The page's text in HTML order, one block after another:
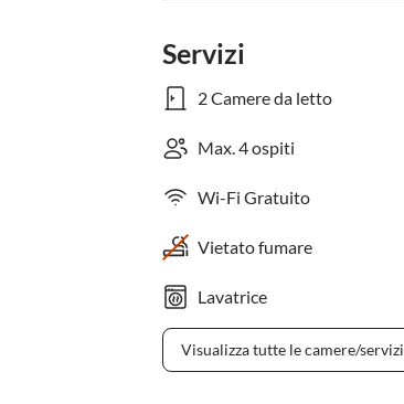
Servizi
2 Camere da letto
Max. 4 ospiti
Wi-Fi Gratuito
Vietato fumare
Lavatrice
Visualizza tutte le camere/servizi